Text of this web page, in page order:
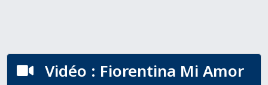
 Vidéo : Fiorentina Mi Amor